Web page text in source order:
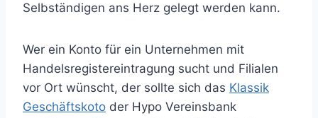
Selbständigen ans Herz gelegt werden kann.
Wer ein Konto für ein Unternehmen mit
Handelsregistereintragung sucht und Filialen
vor Ort wünscht, der sollte sich das Klassik
Geschäftskoto der Hypo Vereinsbank